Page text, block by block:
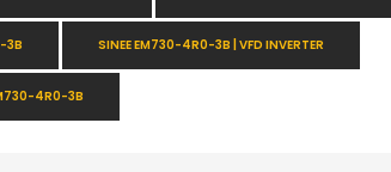
3B SINEE EM730-4R0-3B | VFD INVERTER
4R0-3B